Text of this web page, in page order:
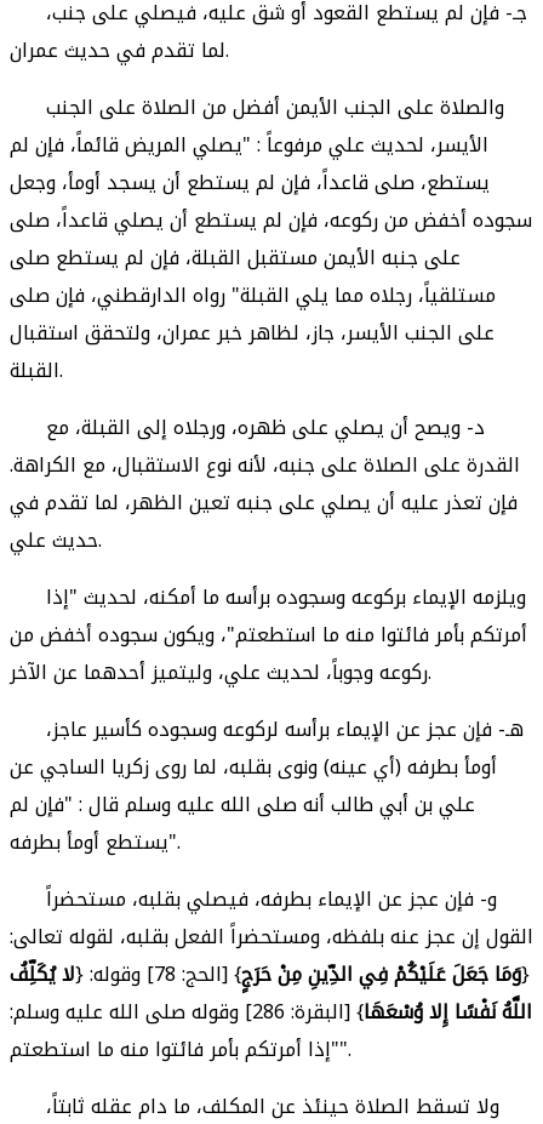
لما تقدم في حديث عمران.
الأيسر، لحديث علي مرفوعاً : "يصلي المريض قائماً، فإن لم
يستطع، صلى قاعداً، فإن لم يستطع أن يسجد أومأ، وجعل
سجوده أخفض من ركوعه، فإن لم يستطع أن يصلي قاعداً، صلى
على جنبه الأيمن مستقبل القبلة، فإن لم يستطع صلى
مستلقياً، رجلاه مما يلي القبلة" رواه الدارقطني، فإن صلى
على الجنب الأيسر، جاز، لظاهر خبر عمران، ولتحقق استقبال
القبلة.
القدرة على الصلاة على جنبه، لأنه نوع الاستقبال، مع الكراهة.
فإن تعذر عليه أن يصلي على جنبه تعين الظهر، لما تقدم في
حديث علي.
أمرتكم بأمر فائتوا منه ما استطعتم"، ويكون سجوده أخفض من
ركوعه وجوباً، لحديث علي، وليتميز أحدهما عن الآخر.
أومأ بطرفه (أي عينه) ونوى بقلبه، لما روى زكريا الساجي عن
علي بن أبي طالب أنه صلى الله عليه وسلم قال : "فإن لم
يستطع أومأ بطرفه".
القول إن عجز عنه بلفظه، ومستحضراً الفعل بقلبه، لقوله تعالى:
{وَمَا جَعَلَ عَلَيْكُمْ فِي الدِّينِ مِنْ حَرَجٍ} [الحج: 78] وقوله: {
لا يُكَلِّفُ
اللَّهُ نَفْسًا إِلا وُسْعَهَا
} [البقرة: 286] وقوله صلى الله عليه وسلم:
"إذا أمرتكم بأمر فائتوا منه ما استطعتم".